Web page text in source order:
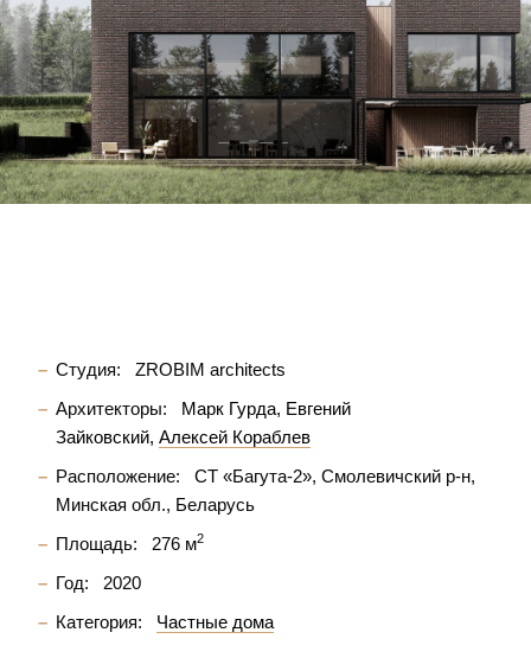
Студия:
ZROBIM architects
Архитекторы:
Марк Гурда Евгений
Зайковский Алексей Кораблев
Расположение:
СТ «Багута-2», Смолевичский р-н,
Минская обл., Беларусь
Площадь:
276 м2
Год:
2020
Категория:
Частные дома